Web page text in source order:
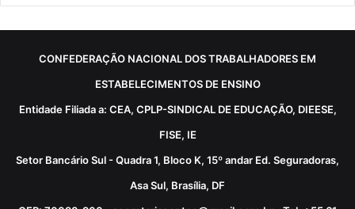
CONFEDERAÇÃO NACIONAL DOS TRABALHADORES EM
ESTABELECIMENTOS DE ENSINO
Entidade Filiada a: CEA, CPLP-SINDICAL DE EDUCAÇÃO, DIEESE,
FISE, IE
Setor Bancário Sul - Quadra 1, Bloco K, 15º andar Ed. Seguradoras,
Asa Sul, Brasília, DF